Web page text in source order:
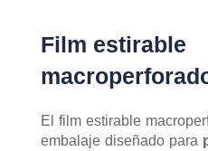
Film estirable
El film estirable
embalaje diseñado para